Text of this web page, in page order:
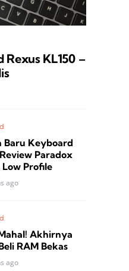
KL150 –
Baru Keyboard
Paradox
Low Profile
ago
Akhirnya
RAM Bekas
ago